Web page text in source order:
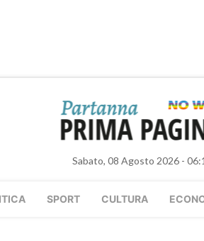
Sabato, 08 Agosto 2026 -
SPORT CULTURA